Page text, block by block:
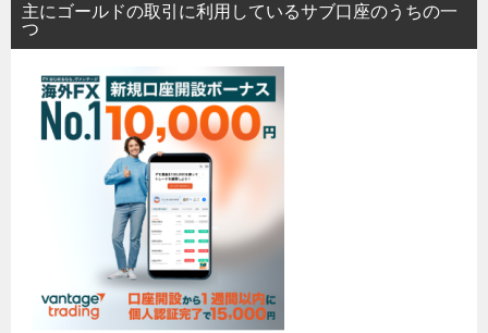
主にゴールドの取引に利用しているサブ口座のうちの一
つ